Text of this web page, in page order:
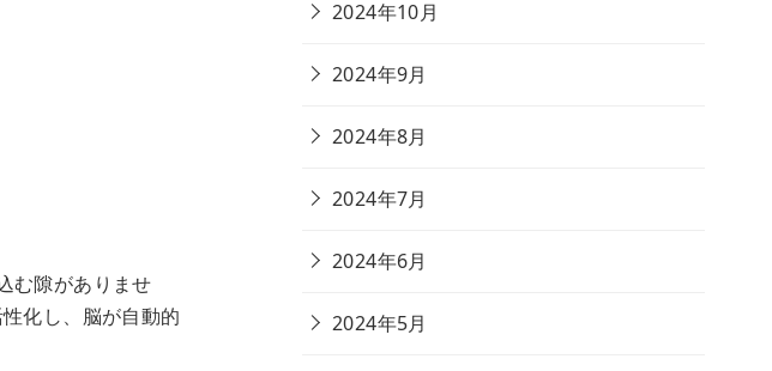
む隙がありませ
化し、脳が自動的
2024年10月
2024年9月
2024年8月
2024年7月
2024年6月
2024年5月